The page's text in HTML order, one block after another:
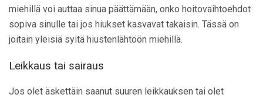
miehillä voi auttaa sinua päättämään, onko hoitovaihtoehdot
sopiva sinulle tai jos hiukset kasvavat takaisin. Tässä on
joitain yleisiä syitä hiustenlähtöön miehillä.
Leikkaus tai sairaus
Jos olet äskettäin saanut suuren leikkauksen tai olet